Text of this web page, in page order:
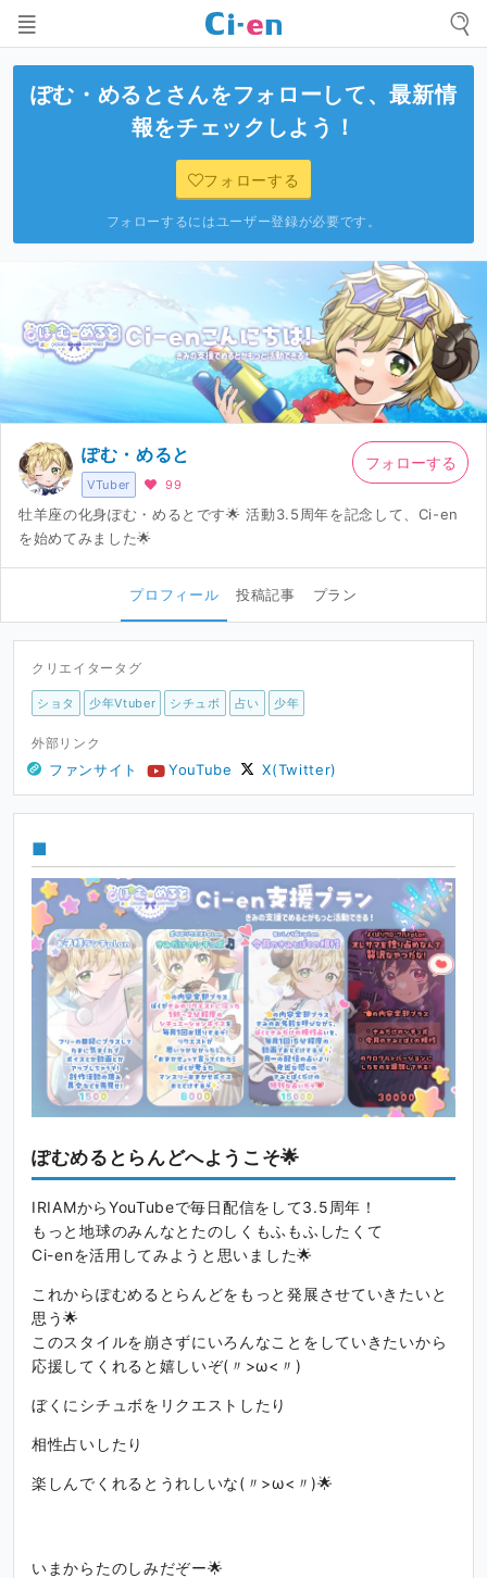
ぽむ・めると さんをフォローして、最新情
報をチェックしよう！
フォローする
フォローするにはユーザー登録が必要です。
VTuber
ぽむ・めると
99
牡羊座の化身ぽむ・めるとです🌟 活動3.5周年を記念して、Ci-en
を始めてみました🌟
フォローする
プロフィール 投稿記事 プラン
クリエイタータグ
ショタ 少年Vtuber シチュボ 占い 少年
外部リンク
ファンサイト YouTube X(Twitter)
ぽむめるとらんどへようこそ🌟
IRIAMからYouTubeで毎日配信をして3.5周年！
もっと地球のみんなとたのしくもふもふしたくて
Ci-enを活用してみようと思いました🌟
これからぽむめるとらんどをもっと発展させていきたいと
思う🌟
このスタイルを崩さずにいろんなことをしていきたいから
応援してくれると嬉しいぞ(〃>ω<〃)
ぼくにシチュボをリクエストしたり
相性占いしたり
楽しんでくれるとうれしいな(〃>ω<〃)🌟
いまからたのしみだぞー🌟